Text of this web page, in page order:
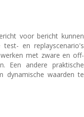
voor bericht kunnen
en replayscenario's
met zware en off-
Een andere praktische
dynamische waarden te